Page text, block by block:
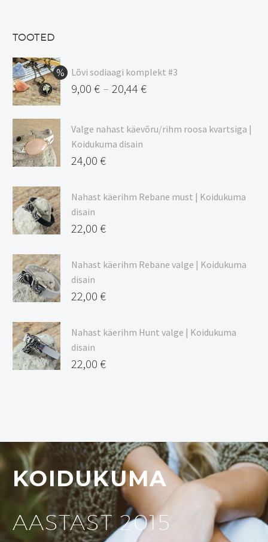
TOOTED
Lõvi sodiaagi komplekt #3
9,00 € – 20,44 €
9,00 €
kuni
20,44 €
Valge nahast käevõru/rihm roosa kvartsiga |
Koidukuma disain
24,00 €
Nahast käerihm Rebane must | Koidukuma
disain
22,00 €
Nahast käerihm Rebane valge | Koidukuma
disain
22,00 €
Nahast käerihm Hunt valge | Koidukuma
disain
22,00 €
KOIDUKUMA
AASTAST 2015